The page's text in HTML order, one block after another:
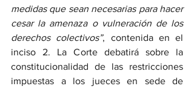
medidas que sean necesarias para hacer
cesar la amenaza o vulneración de los
derechos colectivos”, contenida en el
inciso 2. La Corte debatirá sobre la
constitucionalidad de las restricciones
impuestas a los jueces en sede de